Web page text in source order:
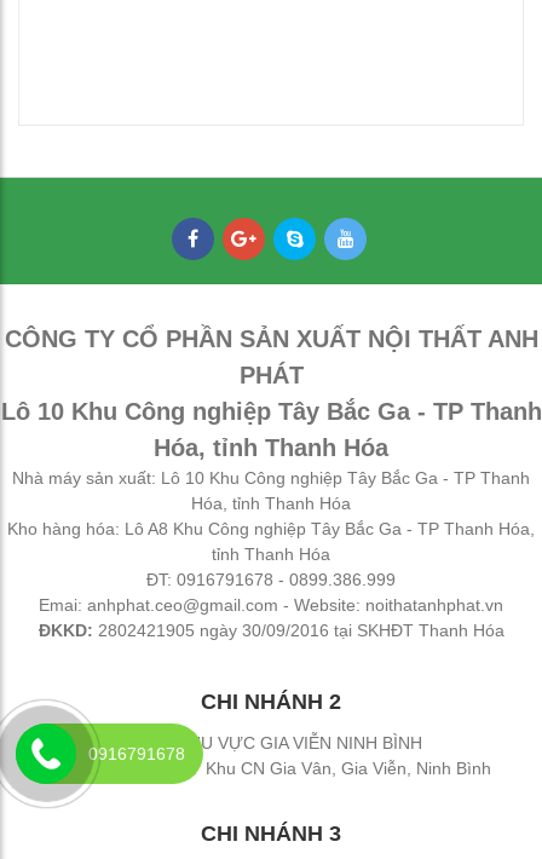
CÔNG TY CỔ PHẦN SẢN XUẤT NỘI THẤT ANH
PHÁT
Lô 10 Khu Công nghiệp Tây Bắc Ga - TP Thanh
Hóa, tỉnh Thanh Hóa
Nhà máy sản xuất: Lô 10 Khu Công nghiệp Tây Bắc Ga - TP Thanh
Hóa, tỉnh Thanh Hóa
Kho hàng hóa: Lô A8 Khu Công nghiệp Tây Bắc Ga - TP Thanh Hóa,
tỉnh Thanh Hóa
ĐT: 0916791678 - 0899.386.999
Emai: anhphat.ceo@gmail.com - Website: noithatanhphat.vn
ĐKKD: 2802421905 ngày 30/09/2016 tại SKHĐT Thanh Hóa
CHI NHÁNH 2
ĐẠI LÝ KHU VỰC GIA VIỄN NINH BÌNH
Địa chỉ: Đường 477 Khu CN Gia Vân, Gia Viễn, Ninh Bình
CHI NHÁNH 3
0916791678